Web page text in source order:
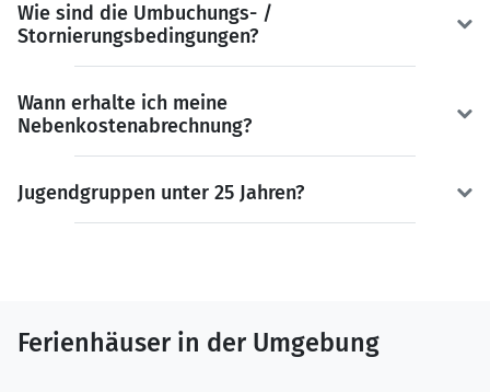
Wie sind die Umbuchungs- /
Stornierungsbedingungen?
Wann erhalte ich meine
Nebenkostenabrechnung?
Jugendgruppen unter 25 Jahren?
Ferienhäuser in der Umgebung